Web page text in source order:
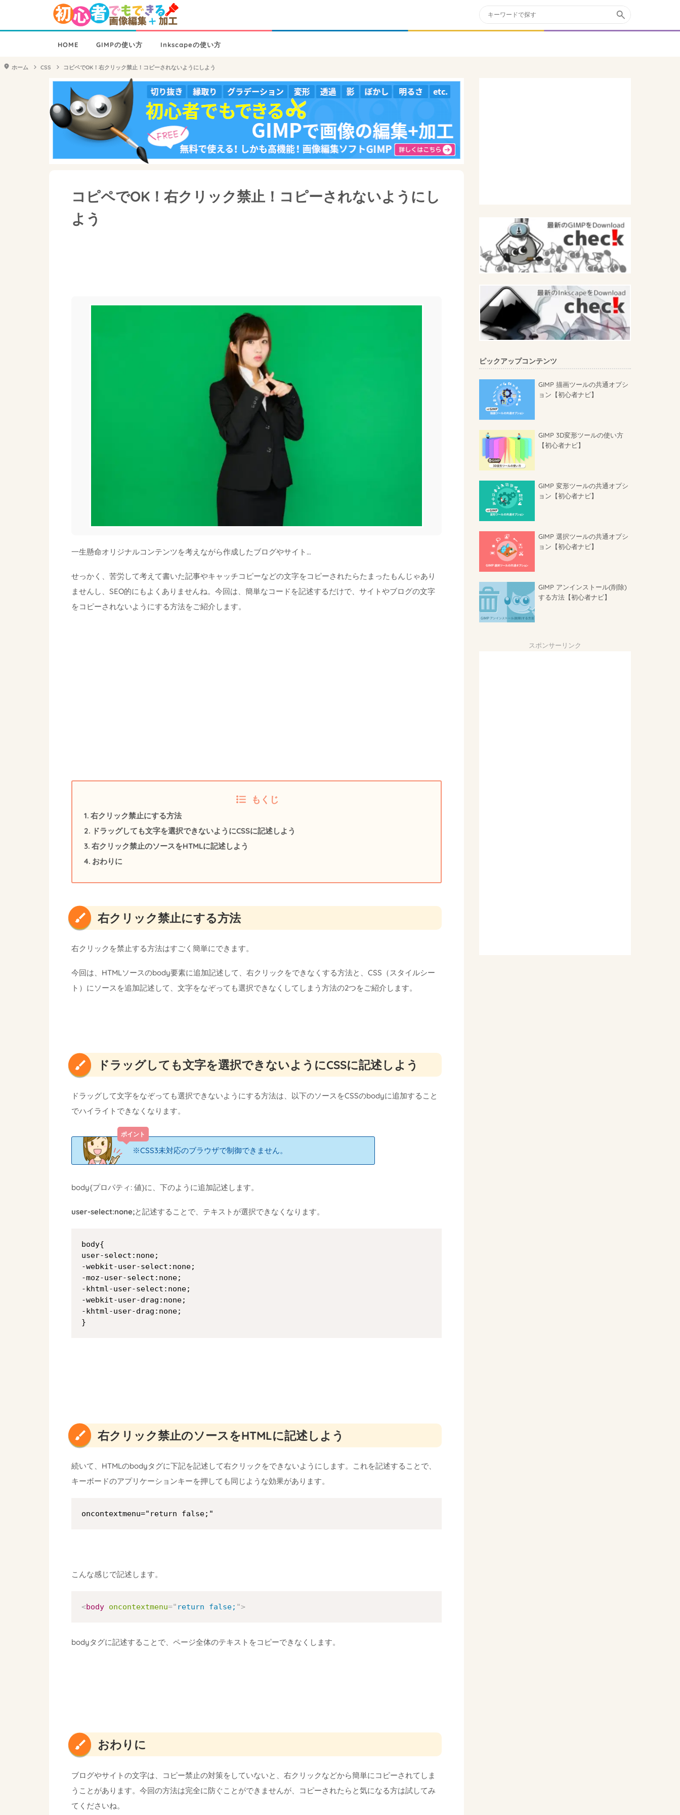
HOME GIMPの使い方 Inkscapeの使い方
ホーム CSS コピペでOK！右クリック禁止！コピーされないようにしよう
コピペでOK！右クリック禁止！コピーされないようにし
よう
一生懸命オリジナルコンテンツを考えながら作成したブログやサイト…
せっかく、苦労して考えて書いた記事やキャッチコピーなどの文字をコピーされたらたまったもんじゃあり
ませんし、SEO的にもよくありませんね。今回は、簡単なコードを記述するだけで、サイトやブログの文字
をコピーされないようにする方法をご紹介します。
もくじ
右クリック禁止にする方法
ドラッグしても文字を選択できないようにCSSに記述しよう
右クリック禁止のソースをHTMLに記述しよう
おわりに
右クリック禁止にする方法
右クリックを禁止する方法はすごく簡単にできます。
今回は、HTMLソースのbody要素に追加記述して、右クリックをできなくする方法と、CSS（スタイルシー
ト）にソースを追加記述して、文字をなぞっても選択できなくしてしまう方法の2つをご紹介します。
ドラッグしても文字を選択できないようにCSSに記述しよう
ドラッグして文字をなぞっても選択できないようにする方法は、以下のソースをCSSのbodyに追加すること
でハイライトできなくなります。
※CSS3未対応のブラウザで制御できません。
body{プロパティ: 値}に、下のように追加記述します。
user-select:none;と記述することで、テキストが選択できなくなります。
body{
user-select:none;
-webkit-user-select:none;
-moz-user-select:none;
-khtml-user-select:none;
-webkit-user-drag:none;
-khtml-user-drag:none;
}
右クリック禁止のソースをHTMLに記述しよう
続いて、HTMLのbodyタグに下記を記述して右クリックをできないようにします。これを記述することで、
キーボードのアプリケーションキーを押しても同じような効果があります。
oncontextmenu="return false;"
こんな感じで記述します。
<body oncontextmenu=" return false; ">
bodyタグに記述することで、ページ全体のテキストをコピーできなくします。
おわりに
ブログやサイトの文字は、コピー禁止の対策をしていないと、右クリックなどから簡単にコピーされてしま
うことがあります。今回の方法は完全に防ぐことができませんが、コピーされたらと気になる方は試してみ
てくださいね。
ピックアップコンテンツ
GIMP 描画ツールの共通オプシ
ョン【初心者ナビ】
GIMP 3D変形ツールの使い方
【初心者ナビ】
GIMP 変形ツールの共通オプシ
ョン【初心者ナビ】
GIMP 選択ツールの共通オプシ
ョン【初心者ナビ】
GIMP アンインストール(削除)
する方法【初心者ナビ】
スポンサーリンク